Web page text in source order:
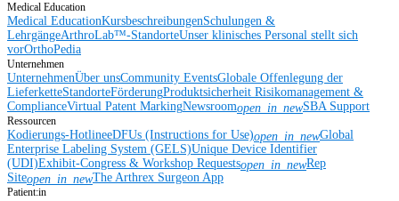
Medical Education
Medical EducationKursbeschreibungenSchulungen &
LehrgängeArthroLab™-StandorteUnser klinisches Personal stellt sich
vorOrthoPedia
Unternehmen
UnternehmenÜber unsCommunity EventsGlobale Offenlegung der
LieferketteStandorteFörderungProduktsicherheit Risikomanagement &
ComplianceVirtual Patent MarkingNewsroomopen_in_newSBA Support
Ressourcen
Kodierungs-HotlineeDFUs (Instructions for Use)open_in_newGlobal
Enterprise Labeling System (GELS)Unique Device Identifier
(UDI)Exhibit-Congress & Workshop Requestsopen_in_newRep
Siteopen_in_newThe Arthrex Surgeon App
Patient:in